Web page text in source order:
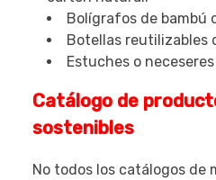
Bolígrafos de bambú
Botellas reutilizables
Estuches o
Catálogo de
sostenibles
No todos los catálogos de